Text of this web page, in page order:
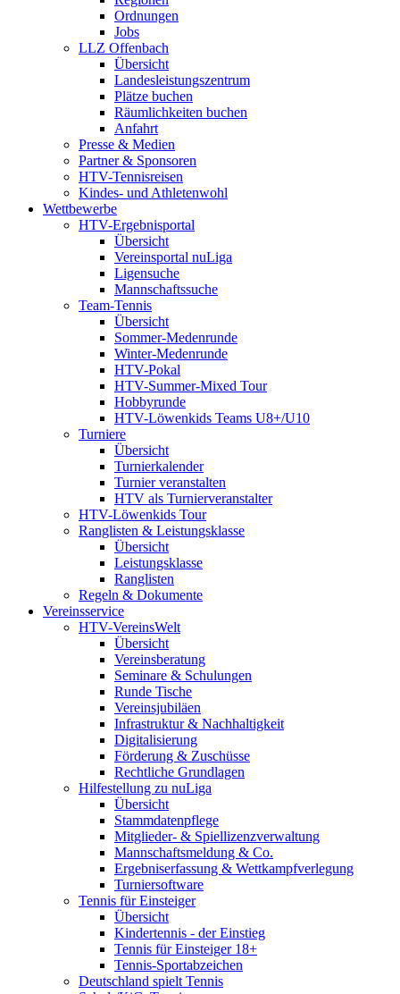
Ordnungen
Jobs
LLZ Offenbach
Übersicht
Landesleistungszentrum
Plätze buchen
Räumlichkeiten buchen
Anfahrt
Presse & Medien
Partner & Sponsoren
HTV-Tennisreisen
Kindes- und Athletenwohl
Wettbewerbe
HTV-Ergebnisportal
Übersicht
Vereinsportal nuLiga
Ligensuche
Mannschaftssuche
Team-Tennis
Übersicht
Sommer-Medenrunde
Winter-Medenrunde
HTV-Pokal
HTV-Summer-Mixed Tour
Hobbyrunde
HTV-Löwenkids Teams U8+/U10
Turniere
Übersicht
Turnierkalender
Turnier veranstalten
HTV als Turnierveranstalter
HTV-Löwenkids Tour
Ranglisten & Leistungsklasse
Übersicht
Leistungsklasse
Ranglisten
Regeln & Dokumente
Vereinsservice
HTV-VereinsWelt
Übersicht
Vereinsberatung
Seminare & Schulungen
Runde Tische
Vereinsjubiläen
Infrastruktur & Nachhaltigkeit
Digitalisierung
Förderung & Zuschüsse
Rechtliche Grundlagen
Hilfestellung zu nuLiga
Übersicht
Stammdatenpflege
Mitglieder- & Spiellizenzverwaltung
Mannschaftsmeldung & Co.
Ergebniserfassung & Wettkampfverlegung
Turniersoftware
Tennis für Einsteiger
Übersicht
Kindertennis - der Einstieg
Tennis für Einsteiger 18+
Tennis-Sportabzeichen
Deutschland spielt Tennis